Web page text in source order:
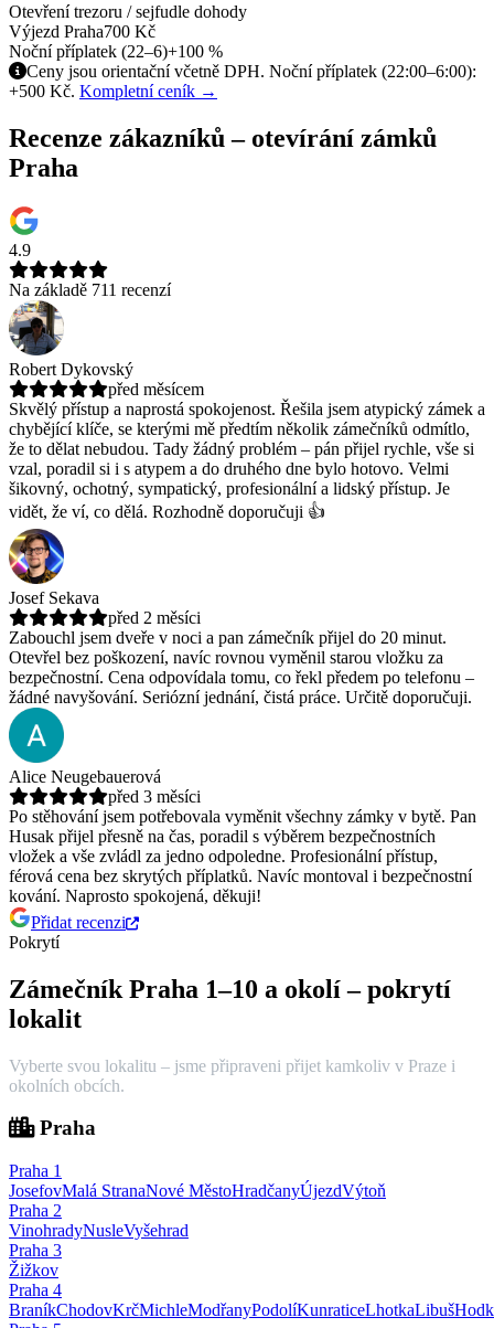
Otevření trezoru / sejfudle dohody
Výjezd Praha700 Kč
Noční příplatek (22–6)+100 %
Ceny jsou orientační včetně DPH. Noční příplatek (22:00–6:00):
+500 Kč. Kompletní ceník →
Recenze zákazníků – otevírání zámků
Praha
4.9
Na základě 711 recenzí
Robert Dykovský
před měsícem
Skvělý přístup a naprostá spokojenost. Řešila jsem atypický zámek a
chybějící klíče, se kterými mě předtím několik zámečníků odmítlo,
že to dělat nebudou. Tady žádný problém – pán přijel rychle, vše si
vzal, poradil si i s atypem a do druhého dne bylo hotovo. Velmi
šikovný, ochotný, sympatický, profesionální a lidský přístup. Je
vidět, že ví, co dělá. Rozhodně doporučuji 👍
Josef Sekava
před 2 měsíci
Zabouchl jsem dveře v noci a pan zámečník přijel do 20 minut.
Otevřel bez poškození, navíc rovnou vyměnil starou vložku za
bezpečnostní. Cena odpovídala tomu, co řekl předem po telefonu –
žádné navyšování. Seriózní jednání, čistá práce. Určitě doporučuji.
Alice Neugebauerová
před 3 měsíci
Po stěhování jsem potřebovala vyměnit všechny zámky v bytě. Pan
Husak přijel přesně na čas, poradil s výběrem bezpečnostních
vložek a vše zvládl za jedno odpoledne. Profesionální přístup,
férová cena bez skrytých příplatků. Navíc montoval i bezpečnostní
kování. Naprosto spokojená, děkuji!
Přidat recenzi
Pokrytí
Zámečník Praha 1–10 a okolí – pokrytí
lokalit
Vyberte svou lokalitu – jsme připraveni přijet kamkoliv v Praze i
okolních obcích.
Praha
Praha 1
JosefovMalá StranaNové MěstoHradčanyÚjezdVýtoň
Praha 2
VinohradyNusleVyšehrad
Praha 3
Žižkov
Praha 4
BraníkChodovKrčMichleModřanyPodolíKunraticeLhotkaLibuš